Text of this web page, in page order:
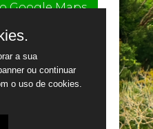
Google Maps
a sua
ou continuar
o uso de cookies.